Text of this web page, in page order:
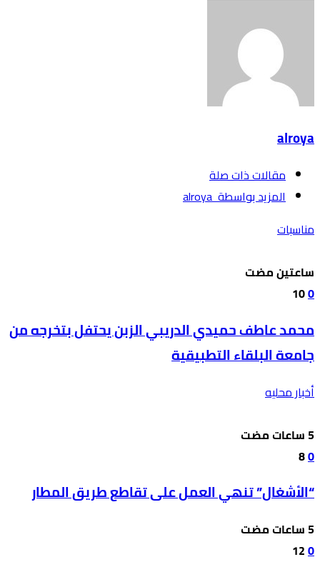
alroya
‫مقالات ذات صلة‬
‫‫المزيد بواسطة‬ ‬ alroya
مناسبات
‫‫‫‏‫ساعتين مضت‬
0
10
محمد عاطف حميدي الدريبي الزبن يحتفل بتخرجه من
جامعة البلقاء التطبيقية
أخبار محليه
0
8
“الأشغال” تنهي العمل على تقاطع طريق المطار
0
12